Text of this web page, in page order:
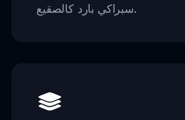
سبراكي بارد كالصقيع.